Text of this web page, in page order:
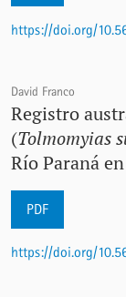
https://doi.org/
David Franco
Registro
(Tolmomyias
Río Paraná
PDF
https://doi.org/